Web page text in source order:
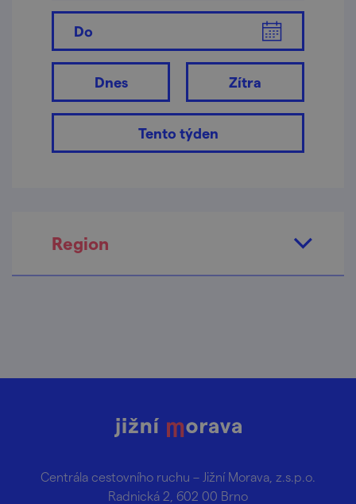
Do
Dnes Zítra
Tento týden
Region
Centrála cestovního ruchu – Jižní Morava, z.s.p.o.
Radnická 2, 602 00 Brno